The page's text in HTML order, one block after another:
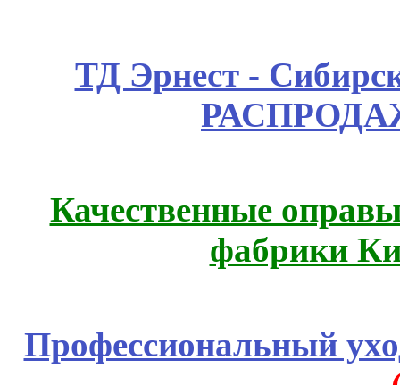
ТД Эрнест -
Качественные
фабрики
Профессиональный